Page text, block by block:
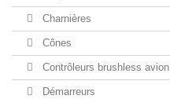
Charnières
Cônes
Contrôleurs brushless avion
Démarreurs